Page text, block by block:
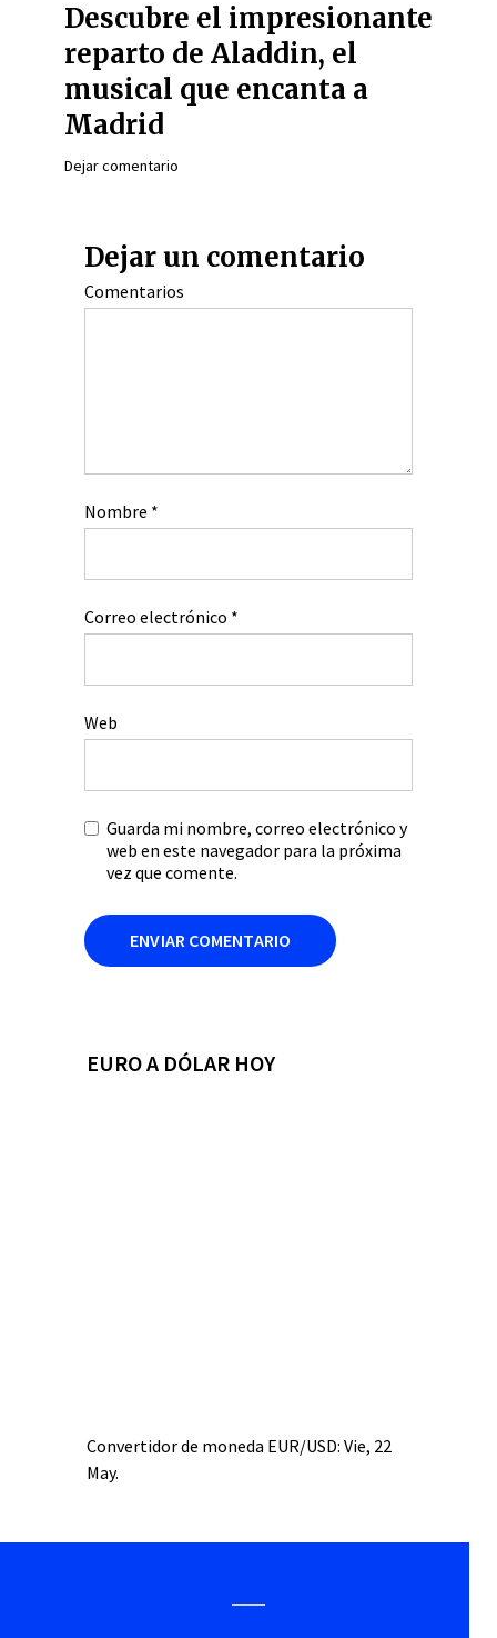
Descubre el impresionante
reparto de Aladdin, el
musical que encanta a
Madrid
Dejar comentario
Dejar un comentario
Comentarios
Nombre *
Correo electrónico *
Web
Guarda mi nombre, correo electrónico y
web en este navegador para la próxima
vez que comente.
EURO A DÓLAR HOY
Convertidor de moneda EUR/USD: Vie, 22
May.